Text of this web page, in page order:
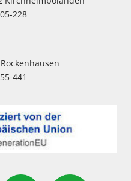
228
441